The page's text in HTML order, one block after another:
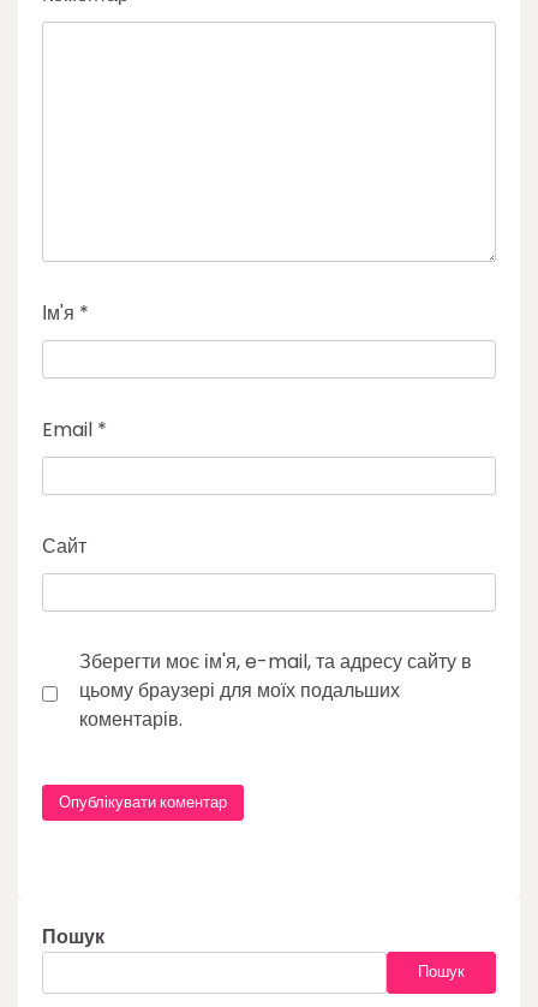
Ім'я *
Email *
Сайт
Зберегти моє ім'я, e-mail, та адресу сайту в
цьому браузері для моїх подальших
коментарів.
Пошук
Пошук